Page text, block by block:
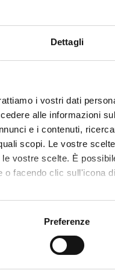
Dettagli
i vostri dati
alle informazioni
e i contenuti,
scopi. Le vostre
vostre scelte. È
o facendo clic sull'icona
anche:
sulla tua posizione
Preferenze
esercizi pratici di
Ju.,